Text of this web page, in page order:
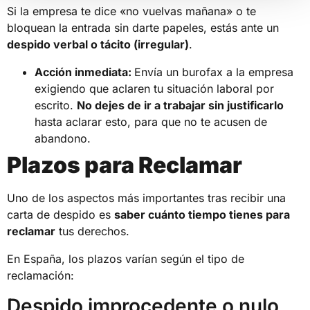
Si la empresa te dice «no vuelvas mañana» o te
bloquean la entrada sin darte papeles, estás ante un
despido verbal o tácito (irregular).
Acción inmediata: Envía un burofax a la empresa
exigiendo que aclaren tu situación laboral por
escrito. No dejes de ir a trabajar sin justificarlo
hasta aclarar esto, para que no te acusen de
abandono.
Plazos para Reclamar
Uno de los aspectos más importantes tras recibir una
carta de despido es saber cuánto tiempo tienes para
reclamar tus derechos.
En España, los plazos varían según el tipo de
reclamación: